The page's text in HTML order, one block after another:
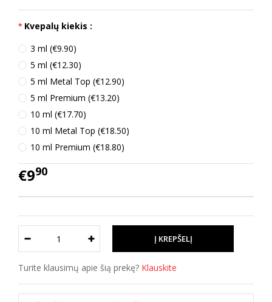
Kvepalų kiekis :
3 ml (€9.90)
5 ml (€12.30)
5 ml Metal Top (€12.90)
5 ml Premium (€13.20)
10 ml (€17.70)
10 ml Metal Top (€18.50)
10 ml Premium (€18.80)
€990
Turite klausimų apie šią prekę? Klauskite